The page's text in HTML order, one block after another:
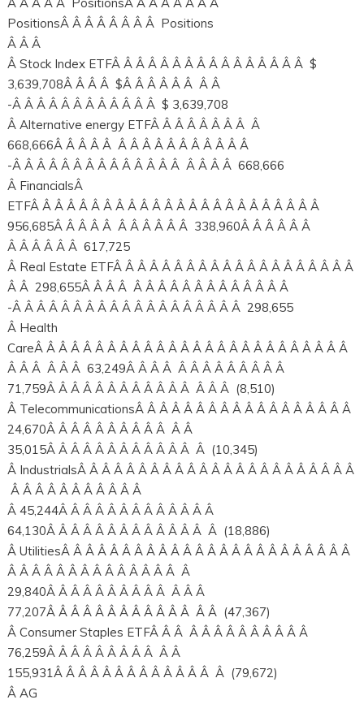
PositionsÂ Â Â Â Â Â Â Â Positions
Â Â Â
Â Stock Index ETFÂ Â Â Â Â Â Â Â Â Â Â Â Â Â Â Â $
3,639,708Â Â Â Â $Â Â Â Â Â Â Â Â
-Â Â Â Â Â Â Â Â Â Â Â Â $ 3,639,708
Â Alternative energy ETFÂ Â Â Â Â Â Â Â Â
668,666Â Â Â Â Â Â Â Â Â Â Â Â Â Â Â Â
-Â Â Â Â Â Â Â Â Â Â Â Â Â Â Â Â Â Â 668,666
Â FinancialsÂ
ETFÂ Â Â Â Â Â Â Â Â Â Â Â Â Â Â Â Â Â Â Â Â Â Â Â
956,685Â Â Â Â Â Â Â Â Â Â Â 338,960Â Â Â Â Â Â
Â Â Â Â Â Â 617,725
Â Real Estate ETFÂ Â Â Â Â Â Â Â Â Â Â Â Â Â Â Â Â Â Â Â
Â Â 298,655Â Â Â Â Â Â Â Â Â Â Â Â Â Â Â Â Â
-Â Â Â Â Â Â Â Â Â Â Â Â Â Â Â Â Â Â Â 298,655
Â Health
CareÂ Â Â Â Â Â Â Â Â Â Â Â Â Â Â Â Â Â Â Â Â Â Â Â Â Â
Â Â Â Â Â Â 63,249Â Â Â Â Â Â Â Â Â Â Â Â Â
71,759Â Â Â Â Â Â Â Â Â Â Â Â Â Â Â (8,510)
Â TelecommunicationsÂ Â Â Â Â Â Â Â Â Â Â Â Â Â Â Â Â Â
24,670Â Â Â Â Â Â Â Â Â Â Â Â
35,015Â Â Â Â Â Â Â Â Â Â Â Â Â (10,345)
Â IndustrialsÂ Â Â Â Â Â Â Â Â Â Â Â Â Â Â Â Â Â Â Â Â Â Â
Â Â Â Â Â Â Â Â Â Â Â
Â 45,244Â Â Â Â Â Â Â Â Â Â Â Â Â
64,130Â Â Â Â Â Â Â Â Â Â Â Â Â Â (18,886)
Â UtilitiesÂ Â Â Â Â Â Â Â Â Â Â Â Â Â Â Â Â Â Â Â Â Â Â Â
Â Â Â Â Â Â Â Â Â Â Â Â Â Â Â
29,840Â Â Â Â Â Â Â Â Â Â Â Â Â
77,207Â Â Â Â Â Â Â Â Â Â Â Â Â Â (47,367)
Â Consumer Staples ETFÂ Â Â Â Â Â Â Â Â Â Â Â Â
76,259Â Â Â Â Â Â Â Â Â Â Â
155,931Â Â Â Â Â Â Â Â Â Â Â Â Â Â (79,672)
Â AG